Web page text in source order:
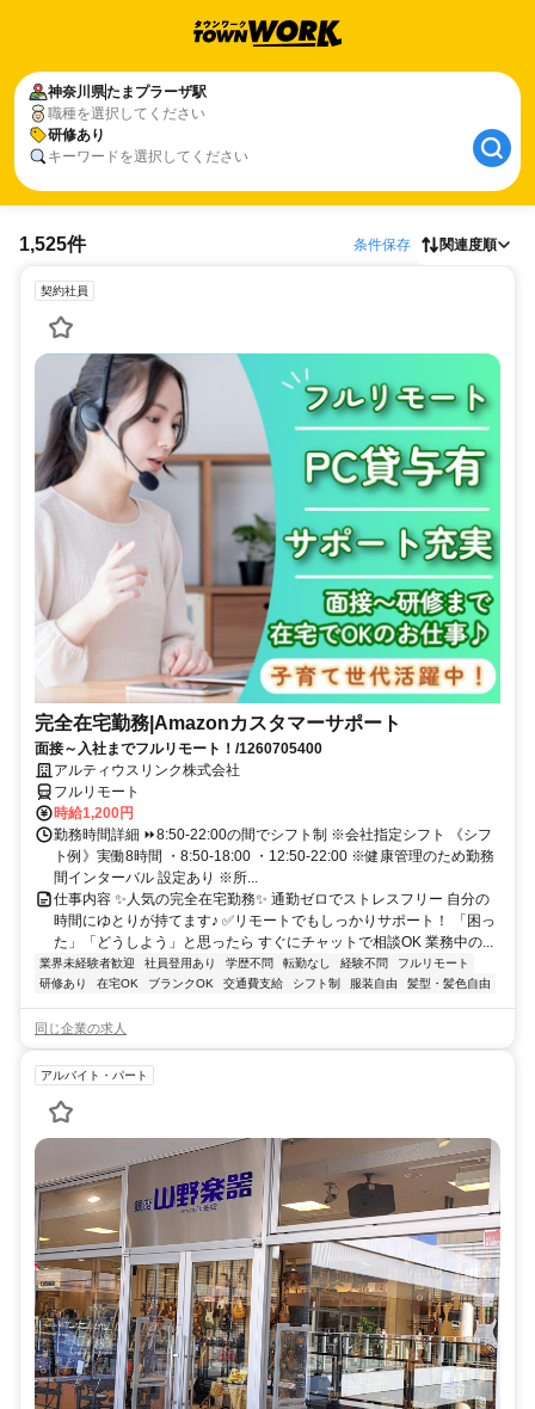
神奈川県たまプラーザ駅
職種を選択してください
研修あり
キーワードを選択してください
1,525件 条件保存 関連度順
契約社員
完全在宅勤務|Amazonカスタマーサポート
面接～入社までフルリモート！/1260705400
アルティウスリンク株式会社
フルリモート
時給1,200円
勤務時間詳細 ⏩8:50-22:00の間でシフト制 ※会社指定シフト 《シフ
ト例》実働8時間 ・8:50-18:00 ・12:50-22:00 ※健康管理のため勤務
間インターバル 設定あり ※所...
仕事内容 ✨人気の完全在宅勤務✨ 通勤ゼロでストレスフリー 自分の
時間にゆとりが持てます♪ ✅リモートでもしっかりサポート！ 「困っ
た」「どうしよう」と思ったら すぐにチャットで相談OK 業務中の...
業界未経験者歓迎 社員登用あり 学歴不問 転勤なし 経験不問
フルリモート
研修あり
在宅OK ブランクOK 交通費支給 シフト制 服装自由 髪型・髪色自由
同じ企業の求人
アルバイト・パート